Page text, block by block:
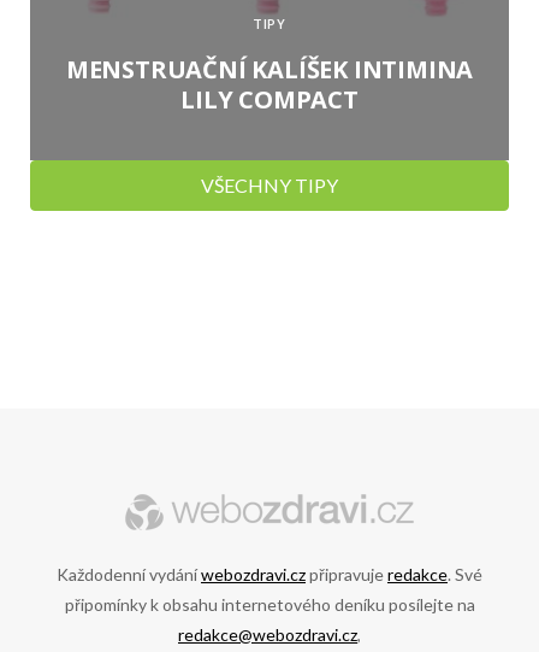
TIPY
MENSTRUAČNÍ KALÍŠEK INTIMINA
LILY COMPACT
VŠECHNY TIPY
Každodenní vydáníwebozdravi.czpřipravujeredakce. Své
připomínky k obsahu internetového deníku posílejte na
redakce@webozdravi.cz,